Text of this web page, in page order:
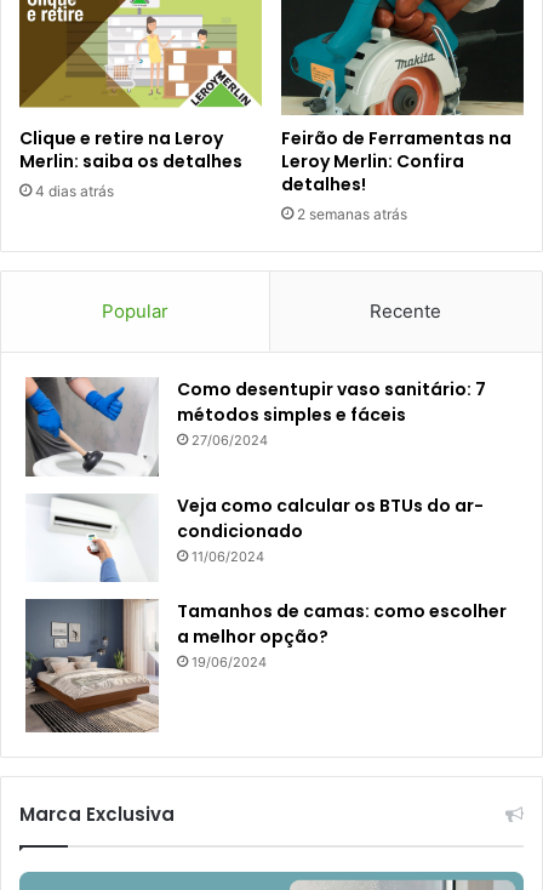
Clique e retire na Leroy
Merlin: saiba os detalhes
4 dias atrás
Feirão de Ferramentas na
Leroy Merlin: Confira
detalhes!
2 semanas atrás
Popular Recente
Como desentupir vaso sanitário: 7
métodos simples e fáceis
27/06/2024
Veja como calcular os BTUs do ar-
condicionado
11/06/2024
Tamanhos de camas: como escolher
a melhor opção?
19/06/2024
Marca Exclusiva